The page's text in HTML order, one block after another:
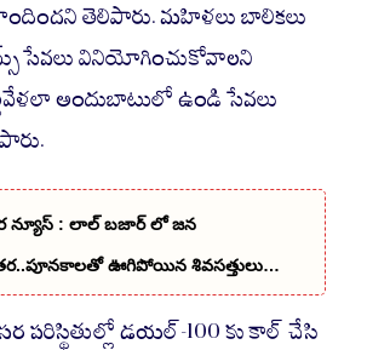
పొందిందని తెలిపారు. మహిళలు బాలికలు
సేవలు వినియోగించుకోవాలని
అందుబాటులో ఉండి సేవలు
న్యూస్ : లాల్ బజార్ లో జన
ఊగిపోయిన శివసత్తులు…
పరిస్థితుల్లో డయల్-100 కు కాల్ చేసి